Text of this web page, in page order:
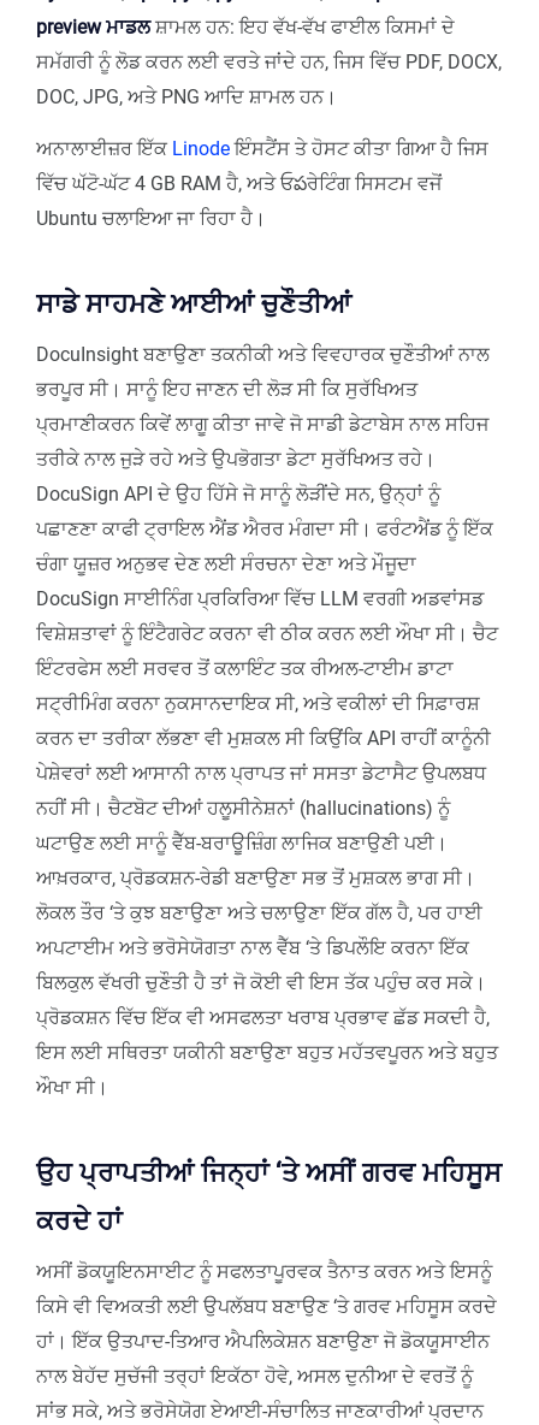
preview ਮਾਡਲਸ਼ਾਮਲ ਹਨ: ਇਹ ਵੱਖ-ਵੱਖ ਫਾਈਲ ਕਿਸਮਾਂ ਦੇ
ਸਮੱਗਰੀ ਨੂੰ ਲੋਡ ਕਰਨ ਲਈ ਵਰਤੇ ਜਾਂਦੇ ਹਨ, ਜਿਸ ਵਿੱਚ PDF, DOCX,
DOC, JPG, ਅਤੇ PNG ਆਦਿ ਸ਼ਾਮਲ ਹਨ।
ਅਨਾਲਾਈਜ਼ਰ ਇੱਕ Linodeਇੰਸਟੈਂਸ ਤੇ ਹੋਸਟ ਕੀਤਾ ਗਿਆ ਹੈ ਜਿਸ
ਵਿੱਚ ਘੱਟੋ-ਘੱਟ 4 GB RAM ਹੈ, ਅਤੇ ਓపਰੇਟਿੰਗ ਸਿਸਟਮ ਵਜੋਂ
Ubuntu ਚਲਾਇਆ ਜਾ ਰਿਹਾ ਹੈ।
ਸਾਡੇ ਸਾਹਮਣੇ ਆਈਆਂ ਚੁਣੌਤੀਆਂ
DocuInsight ਬਣਾਉਣਾ ਤਕਨੀਕੀ ਅਤੇ ਵਿਵਹਾਰਕ ਚੁਣੌਤੀਆਂ ਨਾਲ
ਭਰਪੂਰ ਸੀ। ਸਾਨੂੰ ਇਹ ਜਾਣਨ ਦੀ ਲੋੜ ਸੀ ਕਿ ਸੁਰੱਖਿਅਤ
ਪ੍ਰਮਾਣੀਕਰਨ ਕਿਵੇਂ ਲਾਗੂ ਕੀਤਾ ਜਾਵੇ ਜੋ ਸਾਡੀ ਡੇਟਾਬੇਸ ਨਾਲ ਸਹਿਜ
ਤਰੀਕੇ ਨਾਲ ਜੁੜੇ ਰਹੇ ਅਤੇ ਉਪਭੋਗਤਾ ਡੇਟਾ ਸੁਰੱਖਿਅਤ ਰਹੇ।
DocuSign API ਦੇ ਉਹ ਹਿੱਸੇ ਜੋ ਸਾਨੂੰ ਲੋੜੀਂਦੇ ਸਨ, ਉਨ੍ਹਾਂ ਨੂੰ
ਪਛਾਣਣਾ ਕਾਫੀ ਟ੍ਰਾਇਲ ਐਂਡ ਐਰਰ ਮੰਗਦਾ ਸੀ। ਫਰੰਟਐਂਡ ਨੂੰ ਇੱਕ
ਚੰਗਾ ਯੂਜ਼ਰ ਅਨੁਭਵ ਦੇਣ ਲਈ ਸੰਰਚਨਾ ਦੇਣਾ ਅਤੇ ਮੌਜੂਦਾ
DocuSign ਸਾਈਨਿੰਗ ਪ੍ਰਕਿਰਿਆ ਵਿੱਚ LLM ਵਰਗੀ ਅਡਵਾਂਸਡ
ਵਿਸ਼ੇਸ਼ਤਾਵਾਂ ਨੂੰ ਇੰਟੈਗਰੇਟ ਕਰਨਾ ਵੀ ਠੀਕ ਕਰਨ ਲਈ ਔਖਾ ਸੀ। ਚੈਟ
ਇੰਟਰਫੇਸ ਲਈ ਸਰਵਰ ਤੋਂ ਕਲਾਇੰਟ ਤਕ ਰੀਅਲ-ਟਾਈਮ ਡਾਟਾ
ਸਟ੍ਰੀਮਿੰਗ ਕਰਨਾ ਨੁਕਸਾਨਦਾਇਕ ਸੀ, ਅਤੇ ਵਕੀਲਾਂ ਦੀ ਸਿਫ਼ਾਰਸ਼
ਕਰਨ ਦਾ ਤਰੀਕਾ ਲੱਭਣਾ ਵੀ ਮੁਸ਼ਕਲ ਸੀ ਕਿਉਂਕਿ API ਰਾਹੀਂ ਕਾਨੂੰਨੀ
ਪੇਸ਼ੇਵਰਾਂ ਲਈ ਆਸਾਨੀ ਨਾਲ ਪ੍ਰਾਪਤ ਜਾਂ ਸਸਤਾ ਡੇਟਾਸੈਟ ਉਪਲਬਧ
ਨਹੀਂ ਸੀ। ਚੈਟਬੋਟ ਦੀਆਂ ਹਲੂਸੀਨੇਸ਼ਨਾਂ (hallucinations) ਨੂੰ
ਘਟਾਉਣ ਲਈ ਸਾਨੂੰ ਵੈੱਬ-ਬਰਾਊਜ਼ਿੰਗ ਲਾਜਿਕ ਬਣਾਉਣੀ ਪਈ।
ਆਖ਼ਰਕਾਰ, ਪ੍ਰੋਡਕਸ਼ਨ-ਰੇਡੀ ਬਣਾਉਣਾ ਸਭ ਤੋਂ ਮੁਸ਼ਕਲ ਭਾਗ ਸੀ।
ਲੋਕਲ ਤੌਰ ‘ਤੇ ਕੁਝ ਬਣਾਉਣਾ ਅਤੇ ਚਲਾਉਣਾ ਇੱਕ ਗੱਲ ਹੈ, ਪਰ ਹਾਈ
ਅਪਟਾਈਮ ਅਤੇ ਭਰੋਸੇਯੋਗਤਾ ਨਾਲ ਵੈੱਬ ‘ਤੇ ਡਿਪਲੌਇ ਕਰਨਾ ਇੱਕ
ਬਿਲਕੁਲ ਵੱਖਰੀ ਚੁਣੌਤੀ ਹੈ ਤਾਂ ਜੋ ਕੋਈ ਵੀ ਇਸ ਤੱਕ ਪਹੁੰਚ ਕਰ ਸਕੇ।
ਪ੍ਰੋਡਕਸ਼ਨ ਵਿੱਚ ਇੱਕ ਵੀ ਅਸਫਲਤਾ ਖਰਾਬ ਪ੍ਰਭਾਵ ਛੱਡ ਸਕਦੀ ਹੈ,
ਇਸ ਲਈ ਸਥਿਰਤਾ ਯਕੀਨੀ ਬਣਾਉਣਾ ਬਹੁਤ ਮਹੱਤਵਪੂਰਨ ਅਤੇ ਬਹੁਤ
ਔਖਾ ਸੀ।
ਉਹ ਪ੍ਰਾਪਤੀਆਂ ਜਿਨ੍ਹਾਂ ‘ਤੇ ਅਸੀਂ ਗਰਵ ਮਹਿਸੂਸ
ਕਰਦੇ ਹਾਂ
ਅਸੀਂ ਡੋਕਯੂਇਨਸਾਈਟ ਨੂੰ ਸਫਲਤਾਪੂਰਵਕ ਤੈਨਾਤ ਕਰਨ ਅਤੇ ਇਸਨੂੰ
ਕਿਸੇ ਵੀ ਵਿਅਕਤੀ ਲਈ ਉਪਲੱਬਧ ਬਣਾਉਣ ‘ਤੇ ਗਰਵ ਮਹਿਸੂਸ ਕਰਦੇ
ਹਾਂ। ਇੱਕ ਉਤਪਾਦ-ਤਿਆਰ ਐਪਲਿਕੇਸ਼ਨ ਬਣਾਉਣਾ ਜੋ ਡੋਕਯੂਸਾਈਨ
ਨਾਲ ਬੇਹੱਦ ਸੁਚੱਜੀ ਤਰ੍ਹਾਂ ਇਕੱਠਾ ਹੋਵੇ, ਅਸਲ ਦੁਨੀਆ ਦੇ ਵਰਤੋਂ ਨੂੰ
ਸਾਂਭ ਸਕੇ, ਅਤੇ ਭਰੋਸੇਯੋਗ ਏਆਈ-ਸੰਚਾਲਿਤ ਜਾਣਕਾਰੀਆਂ ਪ੍ਰਦਾਨ